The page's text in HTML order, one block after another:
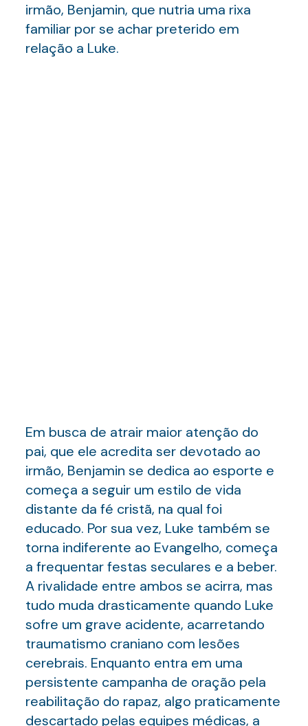
irmão, Benjamin, que nutria uma rixa
familiar por se achar preterido em
relação a Luke.
Em busca de atrair maior atenção do
pai, que ele acredita ser devotado ao
irmão, Benjamin se dedica ao esporte e
começa a seguir um estilo de vida
distante da fé cristã, na qual foi
educado. Por sua vez, Luke também se
torna indiferente ao Evangelho, começa
a frequentar festas seculares e a beber.
A rivalidade entre ambos se acirra, mas
tudo muda drasticamente quando Luke
sofre um grave acidente, acarretando
traumatismo craniano com lesões
cerebrais. Enquanto entra em uma
persistente campanha de oração pela
reabilitação do rapaz, algo praticamente
descartado pelas equipes médicas, a